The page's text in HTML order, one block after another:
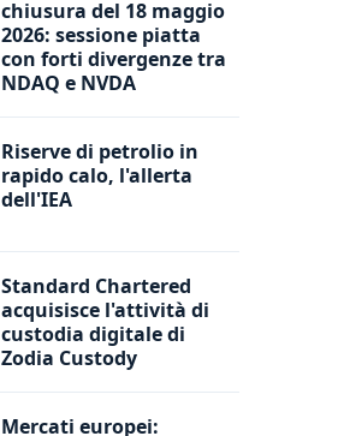
chiusura del 18 maggio
2026: sessione piatta
con forti divergenze tra
NDAQ e NVDA
Riserve di petrolio in
rapido calo, l'allerta
dell'IEA
Standard Chartered
acquisisce l'attività di
custodia digitale di
Zodia Custody
Mercati europei: